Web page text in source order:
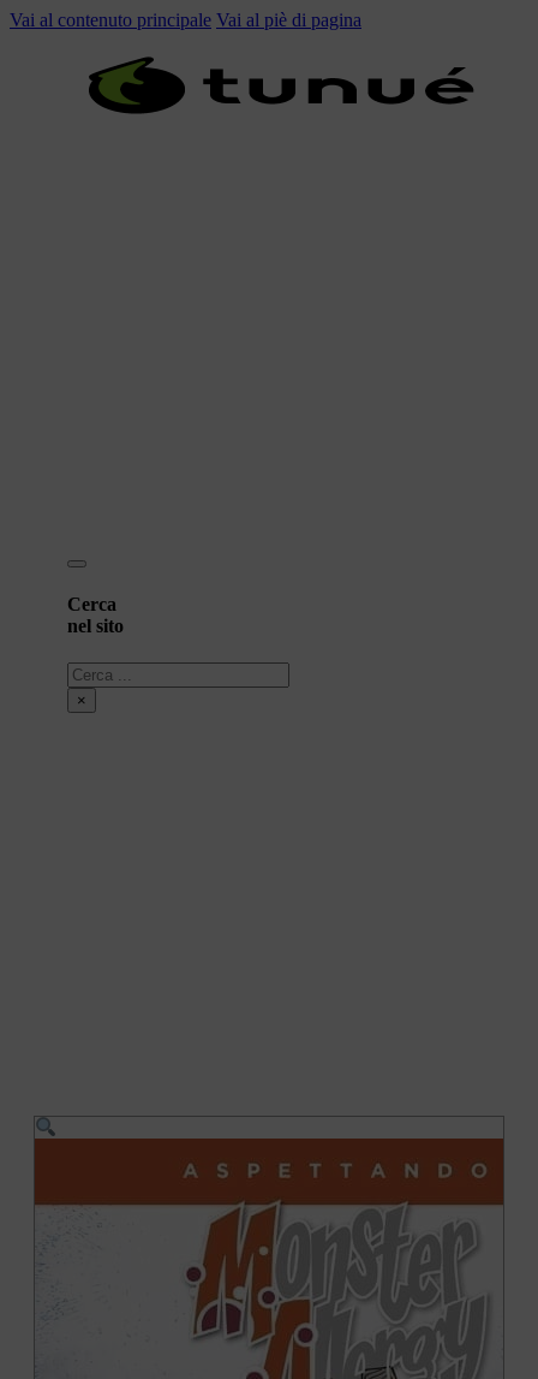
Vai al contenuto principale Vai al piè di pagina
Cerca
nel sito
Cerca
×